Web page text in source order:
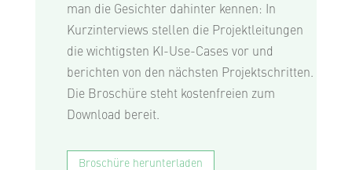
man die Gesichter dahinter kennen: In
Kurzinterviews stellen die Projektleitungen
die wichtigsten KI-Use-Cases vor und
berichten von den nächsten Projektschritten.
Die Broschüre steht kostenfreien zum
Download bereit.
Broschüre herunterladen